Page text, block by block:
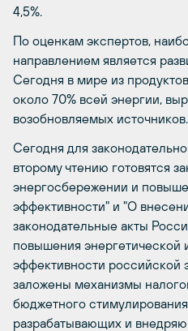
4,5%.
По оценкам экспертов,
направлением является
Сегодня в мире из
около 70% всей энергии,
возобновляемых источников.
Сегодня для
второму чтению готовятся
энергосбережении и
эффективности" и "О
законодательные акты
повышения энергетической
эффективности российской
заложены механизмы
бюджетного
разрабатывающих и